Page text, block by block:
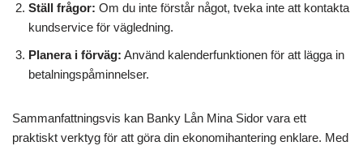
Ställ frågor: Om du inte förstår något, tveka inte att kontakta
kundservice för vägledning.
Planera i förväg: Använd kalenderfunktionen för att lägga in
betalningspåminnelser.
Sammanfattningsvis kan Banky Lån Mina Sidor vara ett
praktiskt verktyg för att göra din ekonomihantering enklare. Med